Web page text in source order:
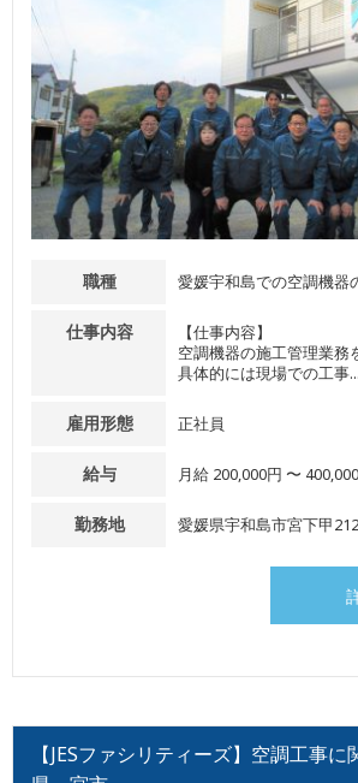
職種 愛媛宇和島での空調機器
仕事内容
【仕事内容】
空調機器の施工管理業務
具体的には現場での工事...
雇用形態 正社員
給与 月給 200,000円 〜
勤務地 愛媛県宇和島市宮下甲
【JESファシリティーズ】空調工事